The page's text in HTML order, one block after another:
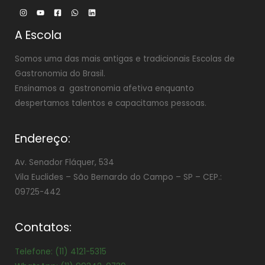
A Escola
Somos uma das mais antigas e tradicionais Escolas de
Gastronomia do Brasil.
Ensinamos a gastronomia afetiva enquanto
despertamos talentos e capacitamos pessoas.
Endereço:
Av. Senador Fláquer, 534
Vila Euclides – São Bernardo do Campo – SP – CEP.:
09725-442
Contatos:
Telefone: (11) 4121-5315